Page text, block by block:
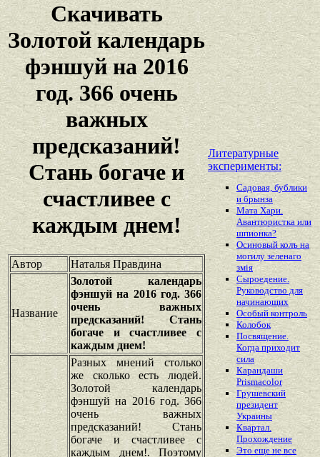
Скачивать
Золотой календарь
фэншуй на 2016
год. 366 очень
важных
предсказаний!
Стань богаче и
счастливее с
каждым днем!
Автор Наталья Правдина
Название
Золотой календарь
фэншуй на 2016 год. 366
очень важных
предсказаний! Стань
богаче и счастливее с
каждым днем!
Разных мнений столько
же сколько есть людей.
Золотой календарь
фэншуй на 2016 год. 366
очень важных
предсказаний! Стань
богаче и счастливее с
каждым днем!. Поэтому
Литературные
эксперименты:
Садовая, бублики
и брынза
Мата Хари.
Авантюристка или
шпионка?
Осиновый колъ на
могилу зеленаго
змiя
Сыроедение.
Руководство для
начинающих
Особый контроль
Колобок
Посвящение.
Когда приходит
сила
Карандаши
Prismacolor
Грушевский
президент
Украины
Квартал.
Прохождение
Это еще не все